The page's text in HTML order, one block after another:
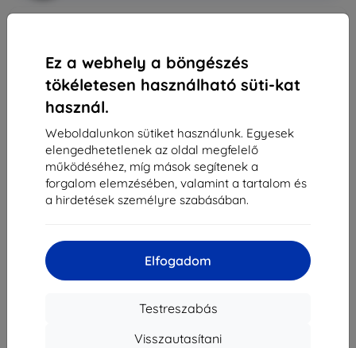
Ez a webhely a böngészés
tökéletesen használható süti-kat
használ.
Weboldalunkon sütiket használunk. Egyesek
elengedhetetlenek az oldal megfelelő
működéséhez, míg mások segítenek a
forgalom elemzésében, valamint a tartalom és
a hirdetések személyre szabásában.
Elfogadom
Testreszabás
Visszautasítani
Mennyiségi kedvezmények
2db
10%
3db+
15%
Szállítás 11. augusztus - 12. augusztus
Szállítási költség-tól990 Ft
(Ingyenes 30 000
Ft)
Tokok + Kijelzővédők